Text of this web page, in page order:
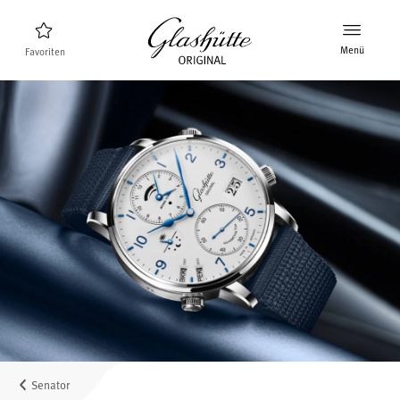
Favoriten Menü
Uhrenfinder Neuheiten Stellenangebote
Kollektion
Entdecken Sie die Kollektion
Die Marke Glashütte Original
Manufaktur, Geschichte und Partner
Karriere
Glashütte Original als Arbeitgeber
Verkaufspunkte
Senator